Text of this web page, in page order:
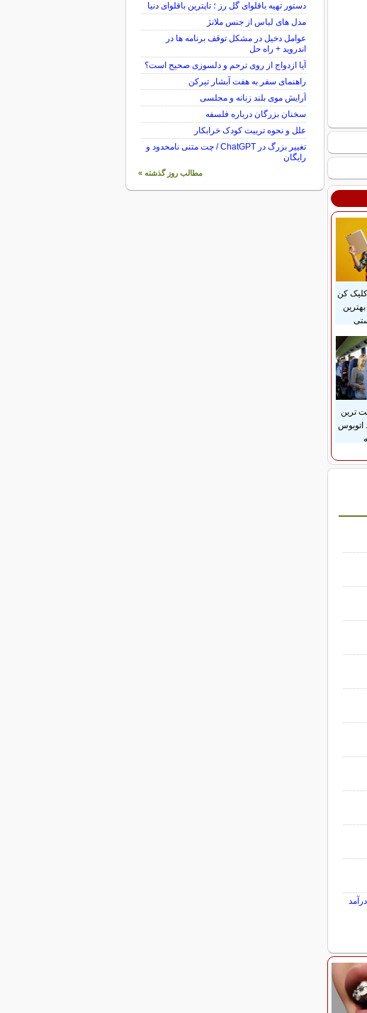
کن
ترین
اتوبوس
دستور تهیه باقلوای گل رز ؛ تاپترین باقلوای دنیا
مدل های لباس از جنس ملانژ
عوامل دخیل در مشکل توقف برنامه ها در
اندروید + راه حل
آیا ازدواج از روی ترحم و دلسوزی صحیح است؟
راهنمای سفر به هفت آبشار تیرکن
آرایش موی بلند زنانه و مجلسی
سخنان بزرگان درباره فلسفه
علل و نحوه تربیت کودک خرابکار
تغییر بزرگ در ChatGPT / چت متنی نامحدود و
رایگان
مطالب روز گذشته »